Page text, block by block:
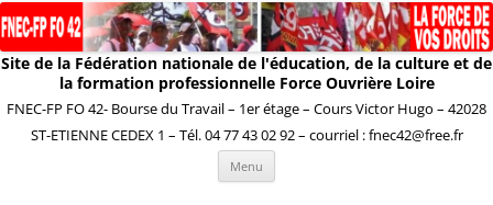
Site de la Fédération nationale de l'éducation, de la culture et de
la formation professionnelle Force Ouvrière Loire
FNEC-FP FO 42- Bourse du Travail – 1er étage – Cours Victor Hugo – 42028
ST-ETIENNE CEDEX 1 – Tél. 04 77 43 02 92 – courriel : fnec42@free.fr
Menu